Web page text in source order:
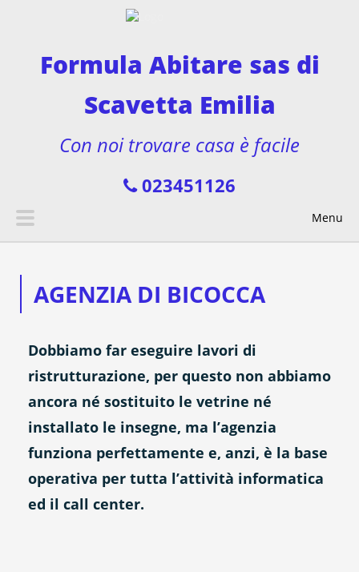
Formula Abitare sas di
Scavetta Emilia
Con noi trovare casa è facile
023451126
Menu
AGENZIA DI BICOCCA
Dobbiamo far eseguire lavori di
ristrutturazione, per questo non abbiamo
ancora né sostituito le vetrine né
installato le insegne, ma l’agenzia
funziona perfettamente e, anzi, è la base
operativa per tutta l’attività informatica
ed il call center.